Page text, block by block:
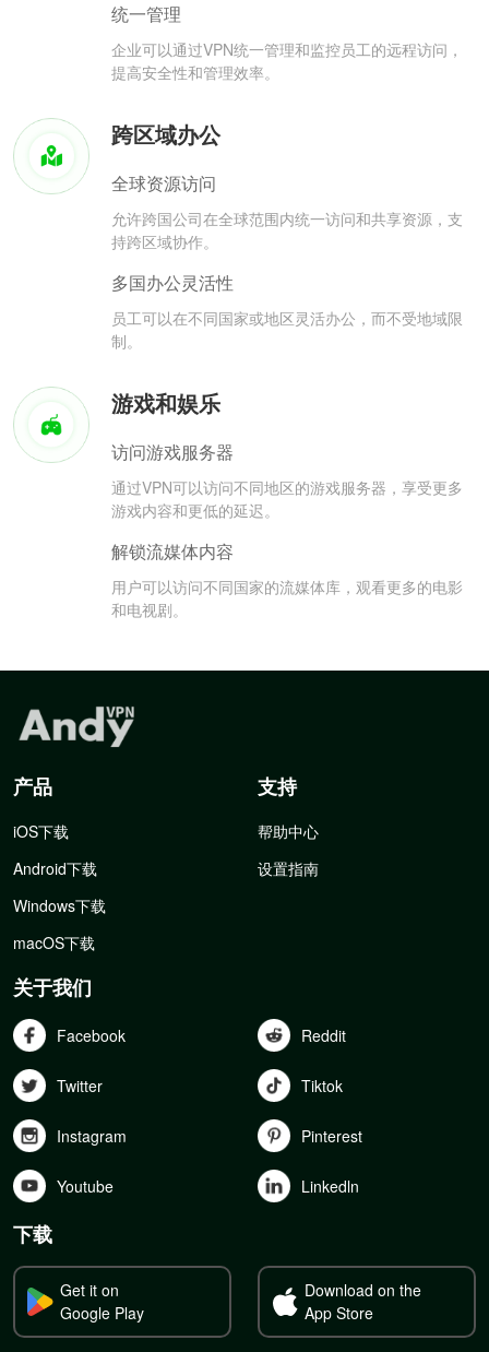
统一管理
企业可以通过VPN统一管理和监控员工的远程访问，
提高安全性和管理效率。
跨区域办公
全球资源访问
允许跨国公司在全球范围内统一访问和共享资源，支
持跨区域协作。
多国办公灵活性
员工可以在不同国家或地区灵活办公，而不受地域限
制。
游戏和娱乐
访问游戏服务器
通过VPN可以访问不同地区的游戏服务器，享受更多
游戏内容和更低的延迟。
解锁流媒体内容
用户可以访问不同国家的流媒体库，观看更多的电影
和电视剧。
产品
iOS下载
Android下载
Windows下载
macOS下载
支持
帮助中心
设置指南
关于我们
Facebook Reddit
Twitter Tiktok
Instagram Pinterest
Youtube Linkedln
下载
Get it on
Google Play
Download on the
App Store